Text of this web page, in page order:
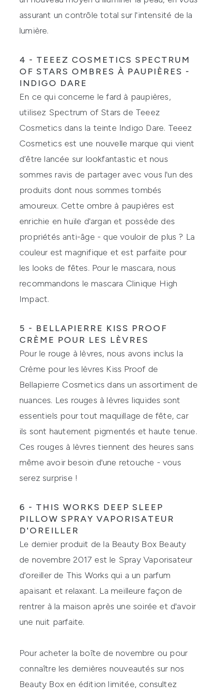
assurant un contrôle total sur l'intensité de la
lumière.
4 - TEEEZ COSMETICS SPECTRUM
OF STARS OMBRES À PAUPIÈRES -
INDIGO DARE
En ce qui concerne le fard à paupières,
utilisez Spectrum of Stars de Teeez
Cosmetics dans la teinte Indigo Dare. Teeez
Cosmetics est une nouvelle marque qui vient
d’être lancée sur lookfantastic et nous
sommes ravis de partager avec vous l'un des
produits dont nous sommes tombés
amoureux. Cette ombre à paupières est
enrichie en huile d'argan et possède des
propriétés anti-âge - que vouloir de plus ? La
couleur est magnifique et est parfaite pour
les looks de fêtes. Pour le mascara, nous
recommandons le mascara Clinique High
Impact.
5 - BELLAPIERRE KISS PROOF
CRÈME POUR LES LÈVRES
Pour le rouge à lèvres, nous avons inclus la
Crème pour les lèvres Kiss Proof de
Bellapierre Cosmetics dans un assortiment de
nuances. Les rouges à lèvres liquides sont
essentiels pour tout maquillage de fête, car
ils sont hautement pigmentés et haute tenue.
Ces rouges à lèvres tiennent des heures sans
même avoir besoin d'une retouche - vous
serez surprise !
6 - THIS WORKS DEEP SLEEP
PILLOW SPRAY VAPORISATEUR
D'OREILLER
Le dernier produit de la Beauty Box Beauty
de novembre 2017 est le Spray Vaporisateur
d'oreiller de This Works qui a un parfum
apaisant et relaxant. La meilleure façon de
rentrer à la maison après une soirée et d'avoir
une nuit parfaite.
Pour acheter laboîte de novembre ou pour
connaître les dernières nouveautés sur nos
Beauty Box en édition limitée, consultez